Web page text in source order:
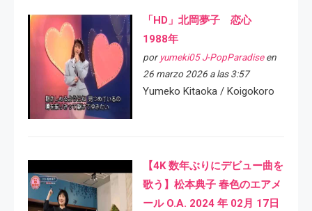
「HD」北岡夢子 恋心
1988年
por yumeki05 J-PopParadiseen
26 marzo 2026 a las 3:57
Yumeko Kitaoka / Koigokoro
【4K 数年ぶりにデビュー曲を
歌う】松本典子 春色のエアメ
ール O.A. 2024 年 02月 17日